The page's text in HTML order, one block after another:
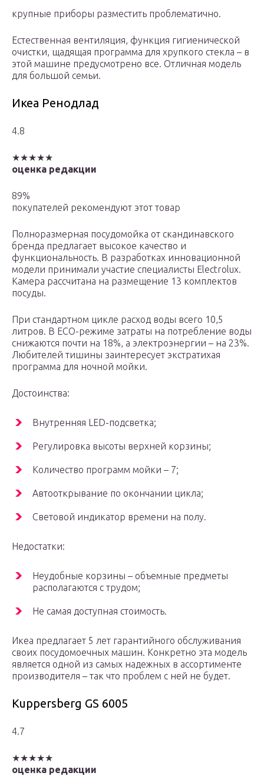
крупные приборы разместить проблематично.
Естественная вентиляция, функция гигиенической
очистки, щадящая программа для хрупкого стекла – в
этой машине предусмотрено все. Отличная модель
для большой семьи.
Икеа Ренодлад
4.8
★★★★★
оценка редакции
89%
покупателей рекомендуют этот товар
Полноразмерная посудомойка от скандинавского
бренда предлагает высокое качество и
функциональность. В разработках инновационной
модели принимали участие специалисты Electrolux.
Камера рассчитана на размещение 13 комплектов
посуды.
При стандартном цикле расход воды всего 10,5
литров. В ECO-режиме затраты на потребление воды
снижаются почти на 18%, а электроэнергии – на 23%.
Любителей тишины заинтересует экстратихая
программа для ночной мойки.
Достоинства:
Внутренняя LED-подсветка;
Регулировка высоты верхней корзины;
Количество программ мойки – 7;
Автооткрывание по окончании цикла;
Световой индикатор времени на полу.
Недостатки:
Неудобные корзины – объемные предметы
располагаются с трудом;
Не самая доступная стоимость.
Икеа предлагает 5 лет гарантийного обслуживания
своих посудомоечных машин. Конкретно эта модель
является одной из самых надежных в ассортименте
производителя – так что проблем с ней не будет.
Kuppersberg GS 6005
4.7
★★★★★
оценка редакции